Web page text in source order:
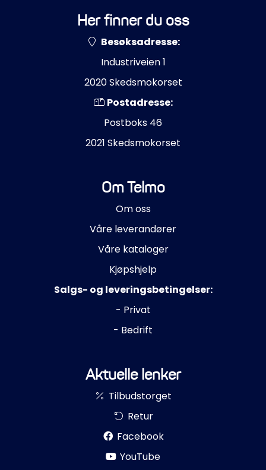
Her finner du oss
Besøksadresse:
Industriveien 1
2020 Skedsmokorset
Postadresse:
Postboks 46
2021 Skedsmokorset
Om Telmo
Om oss
Våre leverandører
Våre kataloger
Kjøpshjelp
Salgs- og leveringsbetingelser:
- Privat
- Bedrift
Aktuelle lenker
Tilbudstorget
Retur
Facebook
YouTube